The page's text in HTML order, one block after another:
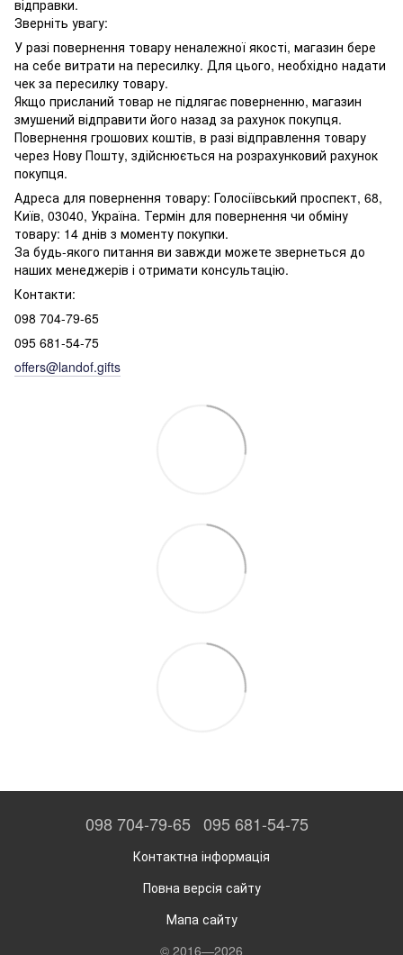
відправки.
Зверніть увагу:
У разі повернення товару неналежної якості, магазин бере
на себе витрати на пересилку. Для цього, необхідно надати
чек за пересилку товару.
Якщо присланий товар не підлягає поверненню, магазин
змушений відправити його назад за рахунок покупця.
Повернення грошових коштів, в разі відправлення товару
через Нову Пошту, здійснюється на розрахунковий рахунок
покупця.
Адреса для повернення товару: Голосіївський проспект, 68,
Київ, 03040, Україна. Термін для повернення чи обміну
товару: 14 днів з моменту покупки.
За будь-якого питання ви завжди можете звернеться до
наших менеджерів і отримати консультацію.
Контакти:
098 704-79-65
095 681-54-75
offers@landof.gifts
098 704-79-65 095 681-54-75
Контактна інформація
Повна версія сайту
Мапа сайту
© 2016—2026